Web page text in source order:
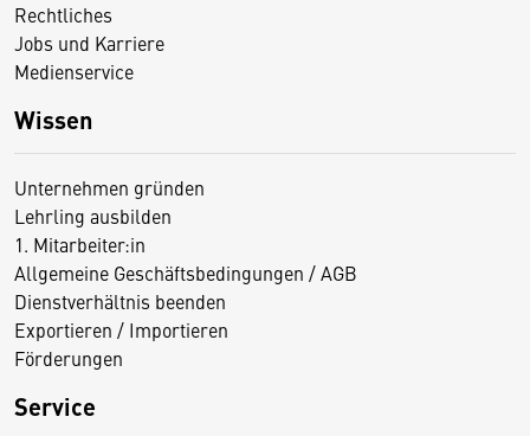
Rechtliches
Jobs und Karriere
Medienservice
Wissen
Unternehmen gründen
Lehrling ausbilden
1. Mitarbeiter:in
Allgemeine Geschäftsbedingungen / AGB
Dienstverhältnis beenden
Exportieren / Importieren
Förderungen
Service